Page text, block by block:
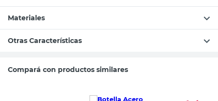
Materiales
Otras Características
Compará con productos similares